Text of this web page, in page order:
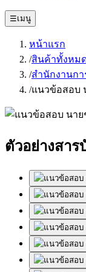
☰เมนู
หน้าแรก
/สินค้าทั้งหม
/สำนักงานกา
/แนวข้อสอบ
ตัวอย่างสาร